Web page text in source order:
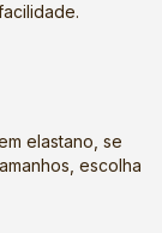
elastano, se
escolha